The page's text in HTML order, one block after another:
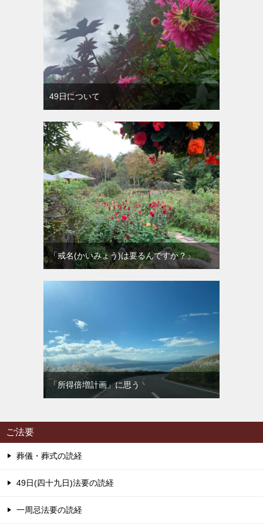
49日について
「戒名(かいみょう)は要るんですか？」
「所得倍増計画」に思う
ご法要
葬儀・葬式の読経
49日(四十九日)法要の読経
一周忌法要の読経